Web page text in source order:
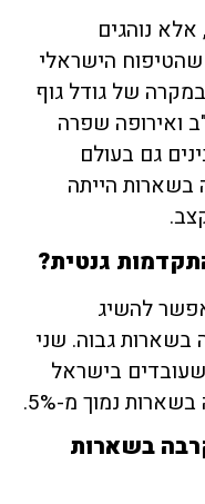
נוהגים
הישראלי
של גודל גוף
ואירופה שפרה
גם בעולם
הייתה
גנטית?
להשיג
בשארות גבוה. שני
שעובדים בישראל
נמוך מ-5%.
בשארות